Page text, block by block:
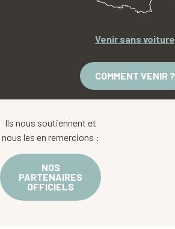
Venir sans voiture
COMMENT VENIR ?
Ils nous soutiennent et
nous les en remercions :
NOS
PARTENAIRES
OFFICIELS